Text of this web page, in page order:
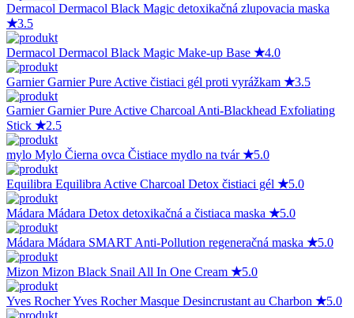
Dermacol Dermacol Black Magic detoxikačná zlupovacia maska
★3.5
Dermacol Dermacol Black Magic Make-up Base ★4.0
GarnierGarnier Pure Active čistiaci gél proti vyrážkam ★3.5
GarnierGarnier Pure Active Charcoal Anti-Blackhead Exfoliating
Stick ★2.5
mylo Mylo Čierna ovca Čistiace mydlo na tvár★5.0
Equilibra Equilibra Active Charcoal Detox čistiaci gél ★5.0
Mádara Mádara Detox detoxikačná a čistiaca maska ★5.0
Mádara Mádara SMART Anti-Pollution regeneračná maska ★5.0
Mizon Mizon Black Snail All In One Cream ★5.0
Yves RocherYves Rocher Masque Desincrustant au Charbon ★5.0